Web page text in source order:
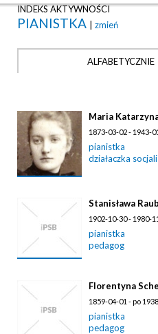
INDEKS AKTYWNOŚCI
PIANISTKA | zmień
ALFABETYCZNIE
Maria
1873-03-02 - 1943-
pianistka
działaczka
Stanisława
1902-10-30 - 1980-
pianistka
pedagog
Florentyna
1859-04-01 - po 1938
pianistka
pedagog